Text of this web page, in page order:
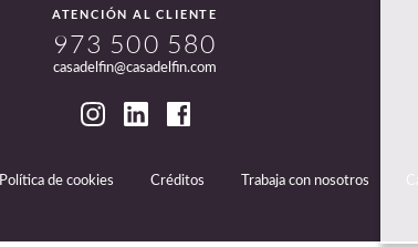
ATENCIÓN AL CLIENTE
973 500 580
casadelfin@casadelfin.com
Política de cookies Créditos Trabaja con nosotros